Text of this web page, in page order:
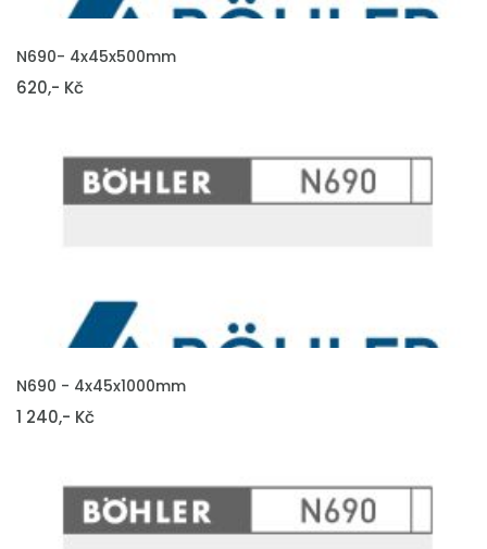
VLOŽIT DO KOŠÍKU
N690- 4x45x500mm
620,- Kč
VLOŽIT DO KOŠÍKU
N690 - 4x45x1000mm
1 240,- Kč